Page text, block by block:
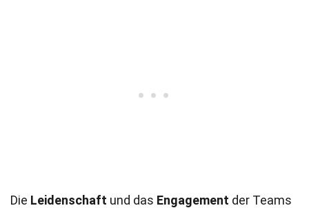
Die Leidenschaft und das Engagement der Teams